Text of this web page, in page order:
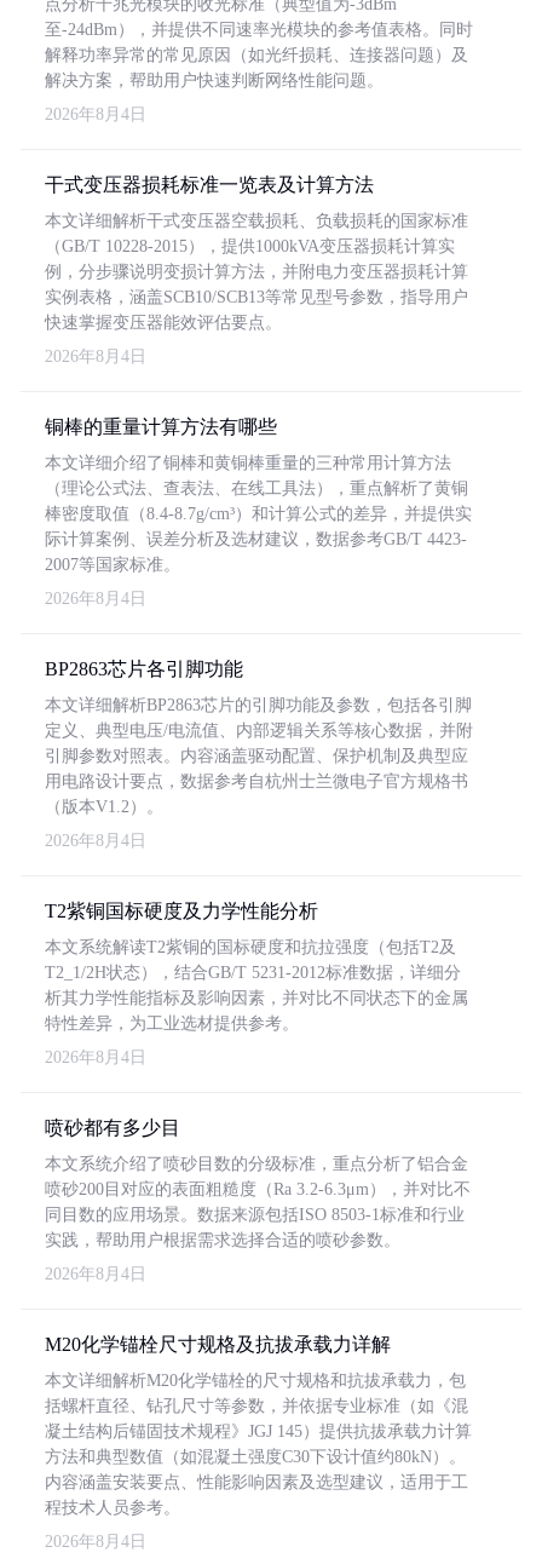
点分析千兆光模块的收光标准（典型值为-3dBm
至-24dBm），并提供不同速率光模块的参考值表格。同时
解释功率异常的常见原因（如光纤损耗、连接器问题）及
解决方案，帮助用户快速判断网络性能问题。
2026年8月4日
干式变压器损耗标准一览表及计算方法
本文详细解析干式变压器空载损耗、负载损耗的国家标准
（GB/T 10228-2015），提供1000kVA变压器损耗计算实
例，分步骤说明变损计算方法，并附电力变压器损耗计算
实例表格，涵盖SCB10/SCB13等常见型号参数，指导用户
快速掌握变压器能效评估要点。
2026年8月4日
铜棒的重量计算方法有哪些
本文详细介绍了铜棒和黄铜棒重量的三种常用计算方法
（理论公式法、查表法、在线工具法），重点解析了黄铜
棒密度取值（8.4-8.7g/cm³）和计算公式的差异，并提供实
际计算案例、误差分析及选材建议，数据参考GB/T 4423-
2007等国家标准。
2026年8月4日
BP2863芯片各引脚功能
本文详细解析BP2863芯片的引脚功能及参数，包括各引脚
定义、典型电压/电流值、内部逻辑关系等核心数据，并附
引脚参数对照表。内容涵盖驱动配置、保护机制及典型应
用电路设计要点，数据参考自杭州士兰微电子官方规格书
（版本V1.2）。
2026年8月4日
T2紫铜国标硬度及力学性能分析
本文系统解读T2紫铜的国标硬度和抗拉强度（包括T2及
T2_1/2H状态），结合GB/T 5231-2012标准数据，详细分
析其力学性能指标及影响因素，并对比不同状态下的金属
特性差异，为工业选材提供参考。
2026年8月4日
喷砂都有多少目
本文系统介绍了喷砂目数的分级标准，重点分析了铝合金
喷砂200目对应的表面粗糙度（Ra 3.2-6.3μm），并对比不
同目数的应用场景。数据来源包括ISO 8503-1标准和行业
实践，帮助用户根据需求选择合适的喷砂参数。
2026年8月4日
M20化学锚栓尺寸规格及抗拔承载力详解
本文详细解析M20化学锚栓的尺寸规格和抗拔承载力，包
括螺杆直径、钻孔尺寸等参数，并依据专业标准（如《混
凝土结构后锚固技术规程》JGJ 145）提供抗拔承载力计算
方法和典型数值（如混凝土强度C30下设计值约80kN）。
内容涵盖安装要点、性能影响因素及选型建议，适用于工
程技术人员参考。
2026年8月4日